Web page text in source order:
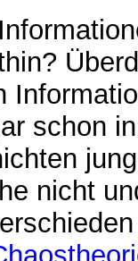
schon
nicht